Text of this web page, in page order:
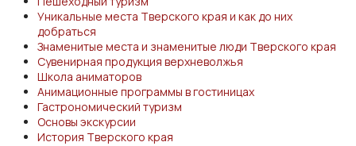
Уникальные места Тверского края и как до них
добраться
Знаменитые места и знаменитые люди Тверского края
Сувенирная продукция верхневолжья
Школа аниматоров
Анимационные программы в гостиницах
Гастрономический туризм
Основы экскурсии
История Тверского края